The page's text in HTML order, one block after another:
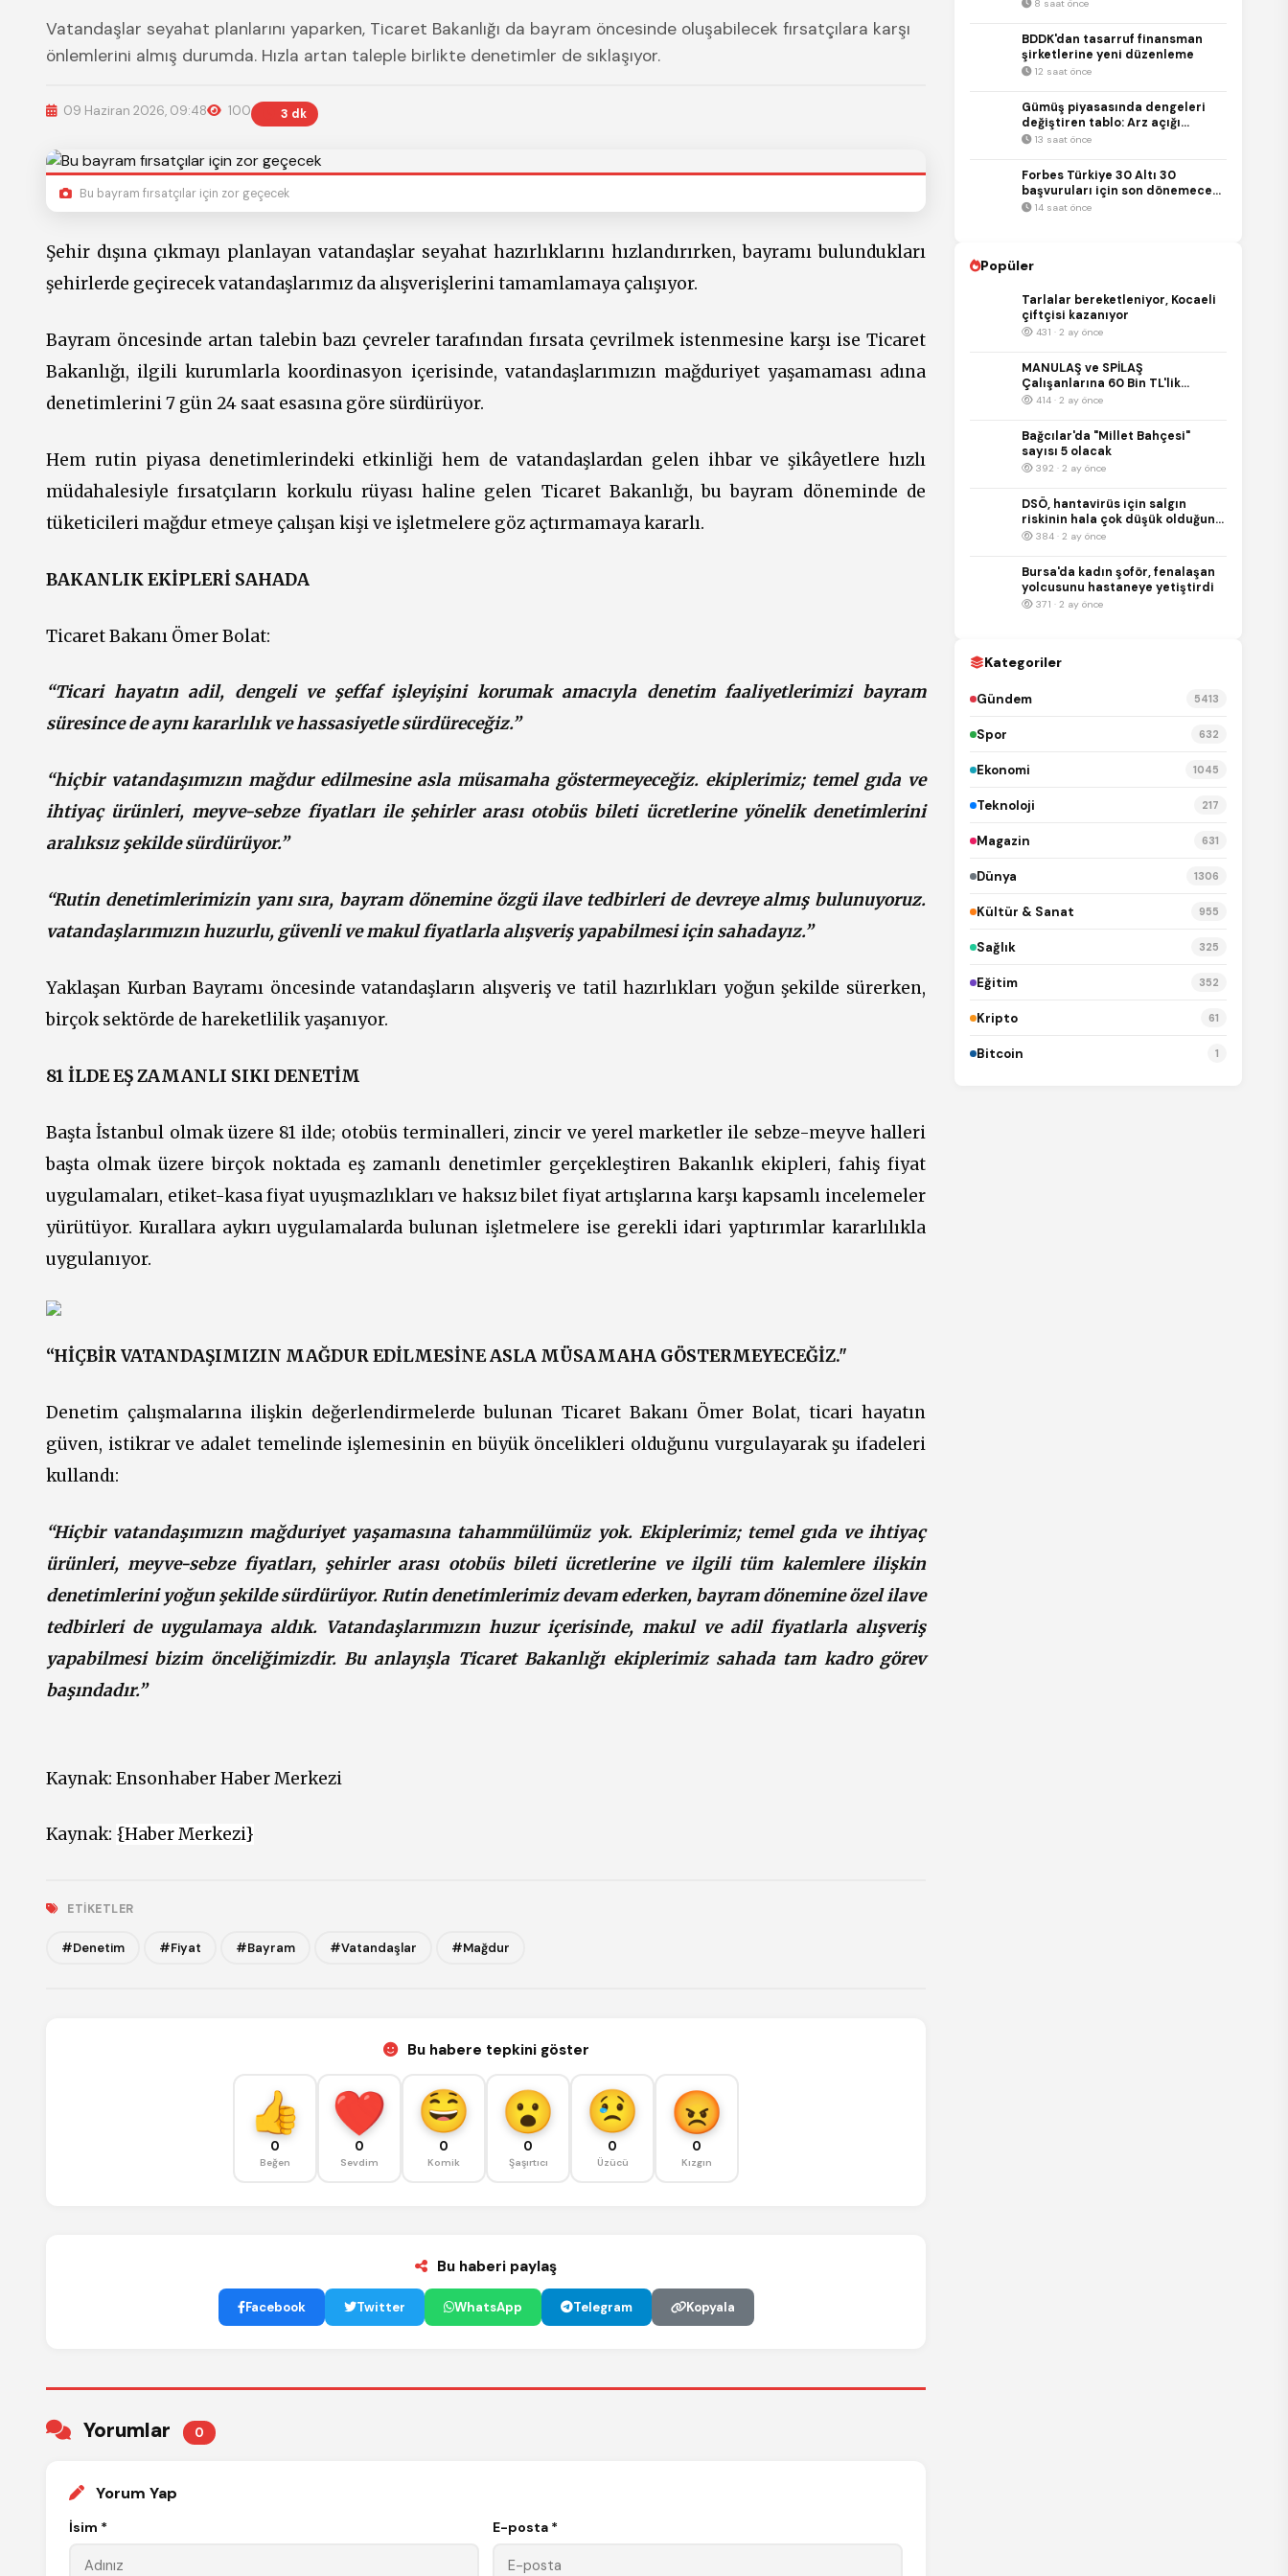
Vatandaşlar seyahat planlarını yaparken, Ticaret Bakanlığı da bayram öncesinde oluşabilecek fırsatçılara karşı
önlemlerini almış durumda. Hızla artan taleple birlikte denetimler de sıklaşıyor.
09 Haziran 2026, 09:48 100 3 dk
Bu bayram fırsatçılar için zor geçecek
Şehir dışına çıkmayı planlayan vatandaşlar seyahat hazırlıklarını hızlandırırken, bayramı bulundukları
şehirlerde geçirecek vatandaşlarımız da alışverişlerini tamamlamaya çalışıyor.
Bayram öncesinde artan talebin bazı çevreler tarafından fırsata çevrilmek istenmesine karşı ise Ticaret
Bakanlığı, ilgili kurumlarla koordinasyon içerisinde, vatandaşlarımızın mağduriyet yaşamaması adına
denetimlerini 7 gün 24 saat esasına göre sürdürüyor.
Hem rutin piyasa denetimlerindeki etkinliği hem de vatandaşlardan gelen ihbar ve şikâyetlere hızlı
müdahalesiyle fırsatçıların korkulu rüyası haline gelen Ticaret Bakanlığı, bu bayram döneminde de
tüketicileri mağdur etmeye çalışan kişi ve işletmelere göz açtırmamaya kararlı.
BAKANLIK EKİPLERİ SAHADA
Ticaret Bakanı Ömer Bolat:
“Ticari hayatın adil, dengeli ve şeffaf işleyişini korumak amacıyla denetim faaliyetlerimizi bayram
süresince de aynı kararlılık ve hassasiyetle sürdüreceğiz.”
“hiçbir vatandaşımızın mağdur edilmesine asla müsamaha göstermeyeceğiz. ekiplerimiz; temel gıda ve
ihtiyaç ürünleri, meyve-sebze fiyatları ile şehirler arası otobüs bileti ücretlerine yönelik denetimlerini
aralıksız şekilde sürdürüyor.”
“Rutin denetimlerimizin yanı sıra, bayram dönemine özgü ilave tedbirleri de devreye almış bulunuyoruz.
vatandaşlarımızın huzurlu, güvenli ve makul fiyatlarla alışveriş yapabilmesi için sahadayız.”
Yaklaşan Kurban Bayramı öncesinde vatandaşların alışveriş ve tatil hazırlıkları yoğun şekilde sürerken,
birçok sektörde de hareketlilik yaşanıyor.
81 İLDE EŞ ZAMANLI SIKI DENETİM
Başta İstanbul olmak üzere 81 ilde; otobüs terminalleri, zincir ve yerel marketler ile sebze-meyve halleri
başta olmak üzere birçok noktada eş zamanlı denetimler gerçekleştiren Bakanlık ekipleri, fahiş fiyat
uygulamaları, etiket-kasa fiyat uyuşmazlıkları ve haksız bilet fiyat artışlarına karşı kapsamlı incelemeler
yürütüyor. Kurallara aykırı uygulamalarda bulunan işletmelere ise gerekli idari yaptırımlar kararlılıkla
uygulanıyor.
“HİÇBİR VATANDAŞIMIZIN MAĞDUR EDİLMESİNE ASLA MÜSAMAHA GÖSTERMEYECEĞİZ."
Denetim çalışmalarına ilişkin değerlendirmelerde bulunan Ticaret Bakanı Ömer Bolat, ticari hayatın
güven, istikrar ve adalet temelinde işlemesinin en büyük öncelikleri olduğunu vurgulayarak şu ifadeleri
kullandı:
“Hiçbir vatandaşımızın mağduriyet yaşamasına tahammülümüz yok. Ekiplerimiz; temel gıda ve ihtiyaç
ürünleri, meyve-sebze fiyatları, şehirler arası otobüs bileti ücretlerine ve ilgili tüm kalemlere ilişkin
denetimlerini yoğun şekilde sürdürüyor. Rutin denetimlerimiz devam ederken, bayram dönemine özel ilave
tedbirleri de uygulamaya aldık. Vatandaşlarımızın huzur içerisinde, makul ve adil fiyatlarla alışveriş
yapabilmesi bizim önceliğimizdir. Bu anlayışla Ticaret Bakanlığı ekiplerimiz sahada tam kadro görev
başındadır.”
Kaynak: Ensonhaber Haber Merkezi
Kaynak: {Haber Merkezi}
ETIKETLER
#Denetim #Fiyat #Bayram #Vatandaşlar #Mağdur
Bu habere tepkini göster
0
Beğen
0
Sevdim
0
Komik
0
Şaşırtıcı
0
Üzücü
0
Kızgın
Bu haberi paylaş
Facebook Twitter WhatsApp Telegram Kopyala
Yorumlar 0
Yorum Yap
İsim * E-posta *
8 saat önce
BDDK'dan tasarruf finansman
şirketlerine yeni düzenleme
12 saat önce
Gümüş piyasasında dengeleri
değiştiren tablo: Arz açığı
büyüyor
13 saat önce
Forbes Türkiye 30 Altı 30
başvuruları için son dönemece
girildi!
14 saat önce
Popüler
Tarlalar bereketleniyor, Kocaeli
çiftçisi kazanıyor
431 · 2 ay önce
MANULAŞ ve SPİLAŞ
Çalışanlarına 60 Bin TL'lik
Promosyon
414 · 2 ay önce
Bağcılar'da "Millet Bahçesi"
sayısı 5 olacak
392 · 2 ay önce
DSÖ, hantavirüs için salgın
riskinin hala çok düşük olduğunu
duyurdu
384 · 2 ay önce
Bursa'da kadın şoför, fenalaşan
yolcusunu hastaneye yetiştirdi
371 · 2 ay önce
Kategoriler
Gündem 5413
Spor 632
Ekonomi 1045
Teknoloji 217
Magazin 631
Dünya 1306
Kültür & Sanat 955
Sağlık 325
Eğitim 352
Kripto 61
Bitcoin 1